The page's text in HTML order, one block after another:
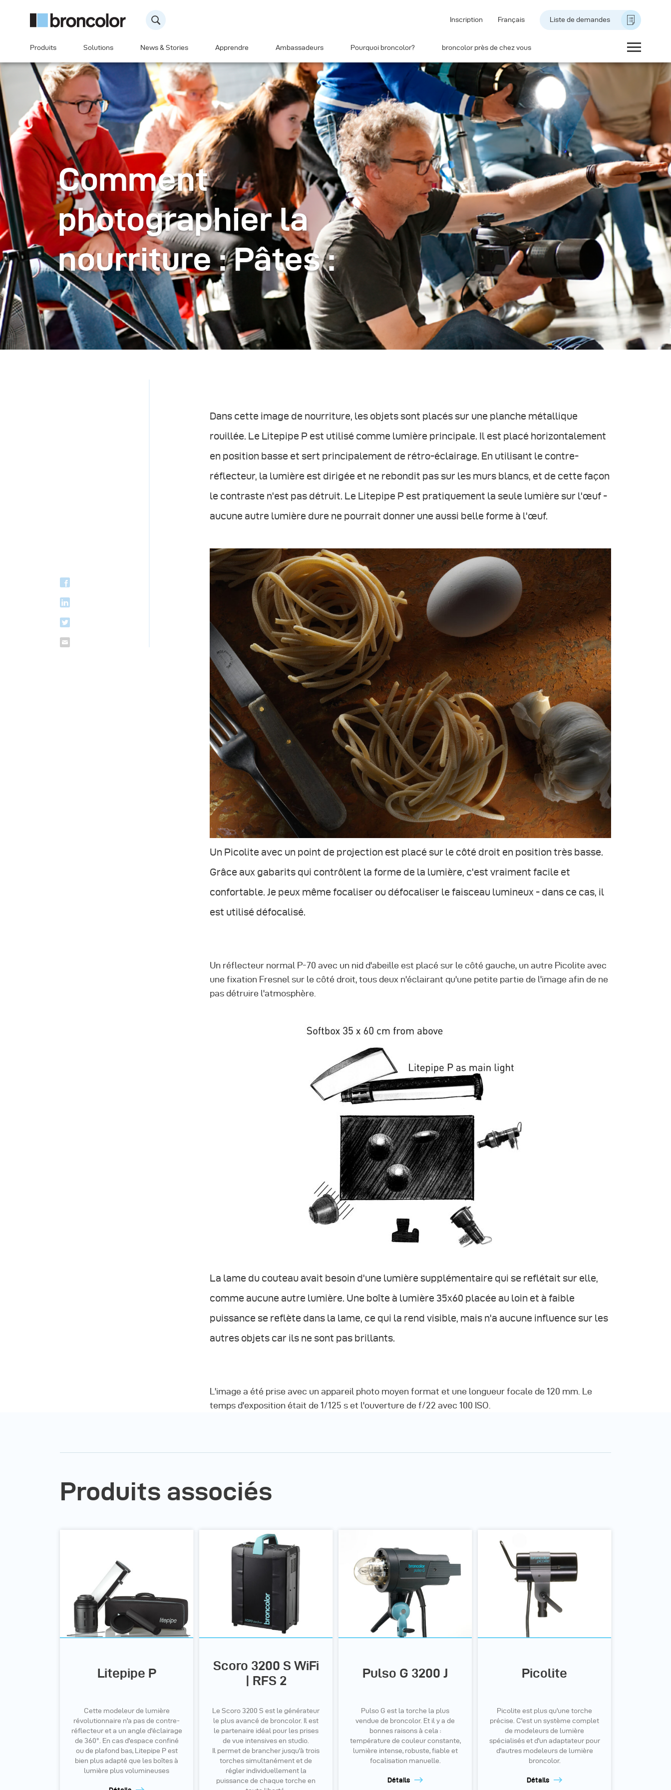
Inscription Français Liste de demandes
Produits Solutions News & Stories Apprendre Ambassadeurs Pourquoi broncolor? broncolor près de chez vous
Comment
photographier la
nourriture : Pâtes :
Dans cette image de nourriture, les objets sont placés sur une planche métallique
rouillée. Le Litepipe P est utilisé comme lumière principale. Il est placé horizontalement
en position basse et sert principalement de rétro-éclairage. En utilisant le contre-
réflecteur, la lumière est dirigée et ne rebondit pas sur les murs blancs, et de cette façon
le contraste n'est pas détruit. Le Litepipe P est pratiquement la seule lumière sur l'œuf -
aucune autre lumière dure ne pourrait donner une aussi belle forme à l'œuf.
Un Picolite avec un point de projection est placé sur le côté droit en position très basse.
Grâce aux gabarits qui contrôlent la forme de la lumière, c'est vraiment facile et
confortable. Je peux même focaliser ou défocaliser le faisceau lumineux - dans ce cas, il
est utilisé défocalisé.
Un réflecteur normal P-70 avec un nid d'abeille est placé sur le côté gauche, un autre Picolite avec
une fixation Fresnel sur le côté droit, tous deux n'éclairant qu'une petite partie de l'image afin de ne
pas détruire l'atmosphère.
La lame du couteau avait besoin d'une lumière supplémentaire qui se reflétait sur elle,
comme aucune autre lumière. Une boîte à lumière 35x60 placée au loin et à faible
puissance se reflète dans la lame, ce qui la rend visible, mais n'a aucune influence sur les
autres objets car ils ne sont pas brillants.
L'image a été prise avec un appareil photo moyen format et une longueur focale de 120 mm. Le
temps d'exposition était de 1/125 s et l'ouverture de f/22 avec 100 ISO.
Produits associés
Litepipe P
Cette modeleur de lumière
révolutionnaire n'a pas de contre-
réflecteur et a un angle d'éclairage
de 360°. En cas d'espace confiné
ou de plafond bas, Litepipe P est
bien plus adapté que les boîtes à
lumière plus volumineuses
Scoro 3200 S WiFi
| RFS 2
Le Scoro 3200 S est le générateur
le plus avancé de broncolor. Il est
le partenaire idéal pour les prises
de vue intensives en studio.
Il permet de brancher jusqu'à trois
torches simultanément et de
régler individuellement la
puissance de chaque torche en
Pulso G 3200 J
Pulso G est la torche la plus
vendue de broncolor. Et il y a de
bonnes raisons à cela :
température de couleur constante,
lumière intense, robuste, fiable et
focalisation manuelle.
Détails
Picolite
Picolite est plus qu'une torche
précise. C'est un système complet
de modeleurs de lumière
spécialisés et d'un adaptateur pour
d'autres modeleurs de lumière
broncolor.
Détails